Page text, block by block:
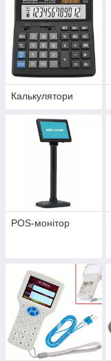
Калькулятори
POS-монітор